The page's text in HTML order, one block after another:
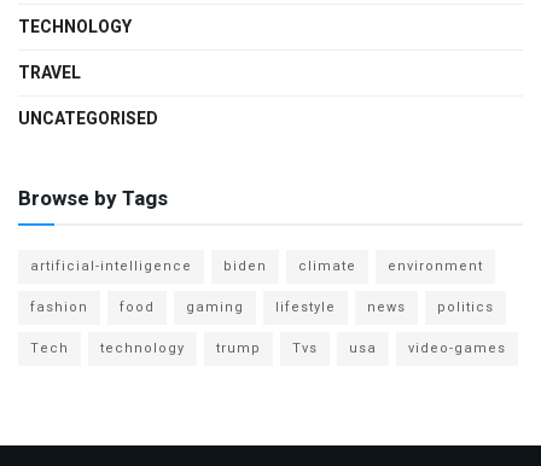
TECHNOLOGY
TRAVEL
UNCATEGORISED
Browse by Tags
artificial-intelligence biden climate
environment
fashion
food gaming lifestyle news
politics
Tech
technology trump Tvs usa video-games